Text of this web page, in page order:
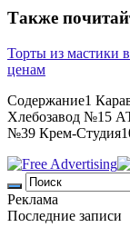
Также
Торты из мастики
ценам
Содержание1
Хлебозавод №15
№39 Крем-
Реклама
Последние записи